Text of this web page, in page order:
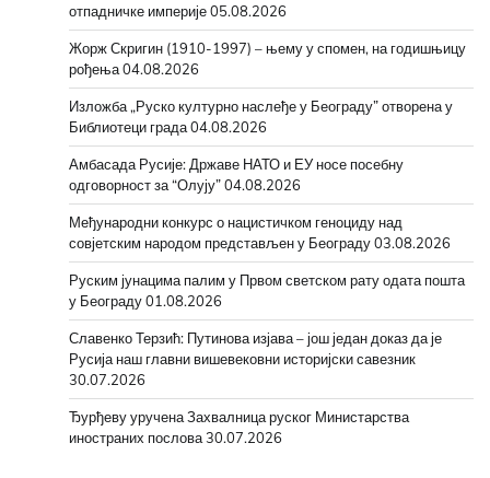
отпадничке империје05.08.2026
Жорж Скригин (1910-1997) – њему у спомен, на годишњицу
рођења04.08.2026
Изложба „Руско културно наслеђе у Београду” отворена у
Библиотеци града04.08.2026
Амбасада Русије: Државе НАТО и ЕУ носе посебну
одговорност за “Олују”04.08.2026
Међународни конкурс о нацистичком геноциду над
совјетским народом представљен у Београду03.08.2026
Руским јунацима палим у Првом светском рату одата пошта
у Београду01.08.2026
Славенко Терзић: Путинова изјава – још један доказ да је
Русија наш главни вишевековни историјски савезник
30.07.2026
Ђурђеву уручена Захвалница руског Министарства
иностраних послова30.07.2026